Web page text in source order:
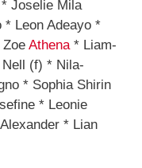
Joselie Mila
Leon Adeayo *
Athena* Liam-
(f) * Nila-
* Sophia Shirin
* Leonie
* Lian